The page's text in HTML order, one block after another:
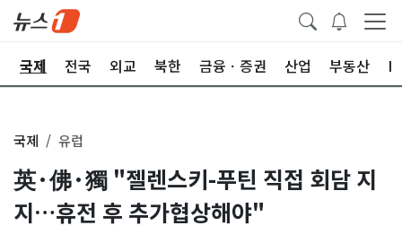
국제 전국 외교 북한 금융ㆍ증권 산업 부동산
국제 유럽
英·佛·獨 "젤렌스키-푸틴 직접 회담 지
지…휴전 후 추가협상해야"